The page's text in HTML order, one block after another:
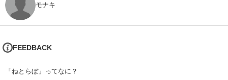
モナキ
FEEDBACK
「ねとらぼ」ってなに？